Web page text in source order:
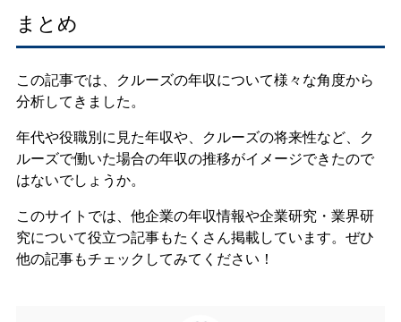
まとめ
この記事では、クルーズの年収について様々な角度から
分析してきました。
年代や役職別に見た年収や、クルーズの将来性など、ク
ルーズで働いた場合の年収の推移がイメージできたので
はないでしょうか。
このサイトでは、他企業の年収情報や企業研究・業界研
究について役立つ記事もたくさん掲載しています。ぜひ
他の記事もチェックしてみてください！